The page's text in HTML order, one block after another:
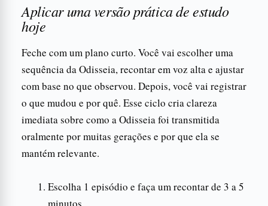
Aplicar uma versão prática de estudo
hoje
Feche com um plano curto. Você vai escolher uma
sequência da Odisseia, recontar em voz alta e ajustar
com base no que observou. Depois, você vai registrar
o que mudou e por quê. Esse ciclo cria clareza
imediata sobre como a Odisseia foi transmitida
oralmente por muitas gerações e por que ela se
mantém relevante.
Escolha 1 episódio e faça um recontar de 3 a 5
minutos.